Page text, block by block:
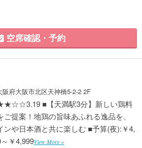
空席確認・予約
阪府大阪市北区天神橋5-2-2 2F
■【天満駅3分】新しい鶏料
ご提案！地鶏の旨味あふれる逸品を、
ンや日本酒と共に楽しむ ■予算(夜):￥4,
￥4,999View More »